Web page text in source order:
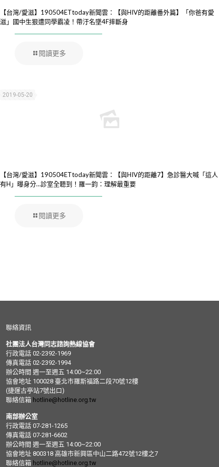
【台灣/愛滋】190504ETtoday新聞雲：【與HIV的距離番外篇】「你爸有愛
滋」國中生狠遭同學霸凌！帶汙名墜4F摔斷身
閱讀更多
2019-05-20
【台灣/愛滋】190504ETtoday新聞雲：【與HIV的距離7】急診醫大喊「這人
有H」曝身分…診室全聽到！羅一鈞：理解最重要
閱讀更多
聯絡資訊
社團法人台灣同志諮詢熱線協會
行政電話 02-2392-1969
傳真電話 02-2392-1994
辦公時間 週一至週五 14:00~22:00
協會地址 100028 臺北市羅斯福路二段70號12樓
(捷運古亭站7號出口)
聯絡信箱 hotline@hotline.org.tw
南部辦公室
行政電話 07-281-1265
傳真電話 07-281-6602
辦公時間 週一至週五 14:00~22:00
協會地址 800318 高雄市新興區中山二路472號12樓之7
聯絡信箱 hotline@hotline.org.tw